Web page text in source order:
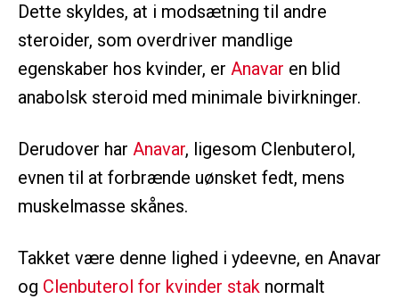
Dette skyldes, at i modsætning til andre
steroider, som overdriver mandlige
egenskaber hos kvinder, er Anavar en blid
anabolsk steroid med minimale bivirkninger.
Derudover har Anavar, ligesom Clenbuterol,
evnen til at forbrænde uønsket fedt, mens
muskelmasse skånes.
Takket være denne lighed i ydeevne, en Anavar
og Clenbuterol for kvinder stak normalt